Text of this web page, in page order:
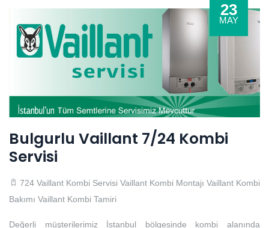
23
MAY
Bulgurlu Vaillant 7/24 Kombi
Servisi
724 Vaillant Kombi Servisi Vaillant Kombi Montajı Vaillant Kombi
Bakımı Vaillant Kombi Tamiri
Değerli müşterilerimiz İstanbul bölgesinde kombi alanında